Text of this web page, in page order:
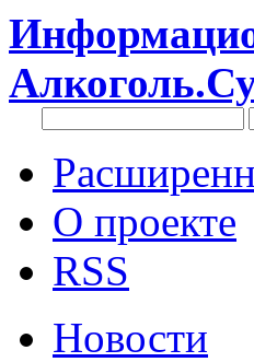
О проекте
RSS
Новости